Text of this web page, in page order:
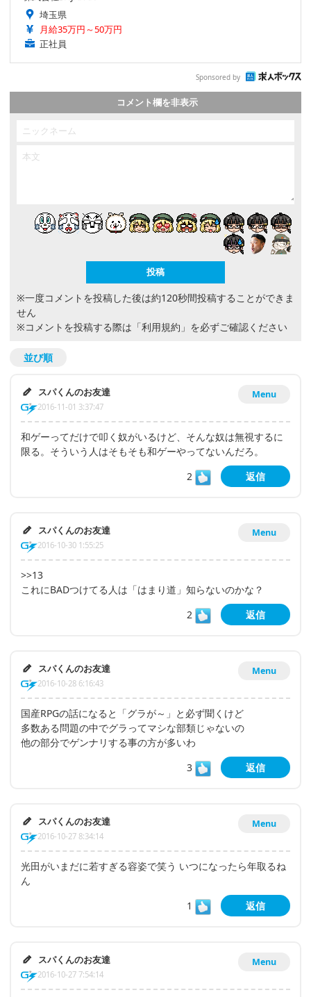
埼玉県
月給35万円～50万円
正社員
Sponsored by
コメント欄を非表示
※一度コメントを投稿した後は約120秒間投稿することができま
せん
※コメントを投稿する際は 「利用規約」 を必ずご確認ください
並び順
Menu
スパくんのお友達
2016-11-01 3:37:47
和ゲーってだけで叩く奴がいるけど、そんな奴は無視するに
限る。そういう人はそもそも和ゲーやってないんだろ。
2
返信
Menu
スパくんのお友達
2016-10-30 1:55:25
>>13
これにBADつけてる人は「はまり道」知らないのかな？
2
返信
Menu
スパくんのお友達
2016-10-28 6:16:43
国産RPGの話になると「グラが～」と必ず聞くけど
多数ある問題の中でグラってマシな部類じゃないの
他の部分でゲンナリする事の方が多いわ
3
返信
Menu
スパくんのお友達
2016-10-27 8:34:14
光田がいまだに若すぎる容姿で笑う いつになったら年取るね
ん
1
返信
Menu
スパくんのお友達
2016-10-27 7:54:14